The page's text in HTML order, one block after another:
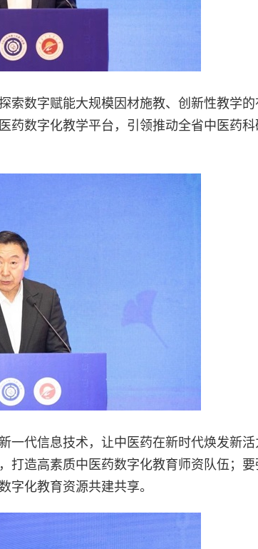
索数字赋能大规模因材施教、创新性教学
药数字化教学平台，引领推动全省中医药
一代信息技术，让中医药在新时代焕发新
打造高素质中医药数字化教育师资队伍；
字化教育资源共建共享。